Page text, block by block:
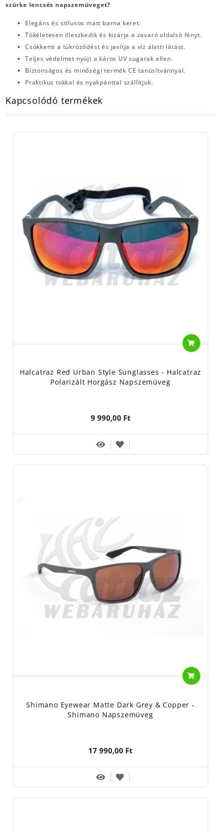
szürke lencsés napszemüveget?
Elegáns és stílusos matt barna keret.
Tökéletesen illeszkedik és kizárja a zavaró oldalsó fényt.
Csökkenti a tükröződést és javítja a víz alatti látást.
Teljes védelmet nyújt a káros UV sugarak ellen.
Biztonságos és minőségi termék CE tanúsítvánnyal.
Praktikus tokkal és nyakpánttal szállítjuk.
Kapcsolódó termékek
Halcatraz Red Urban Style Sunglasses - Halcatraz
Polarizált Horgász Napszemüveg
9 990,00 Ft
Shimano Eyewear Matte Dark Grey & Copper -
Shimano Napszemüveg
17 990,00 Ft